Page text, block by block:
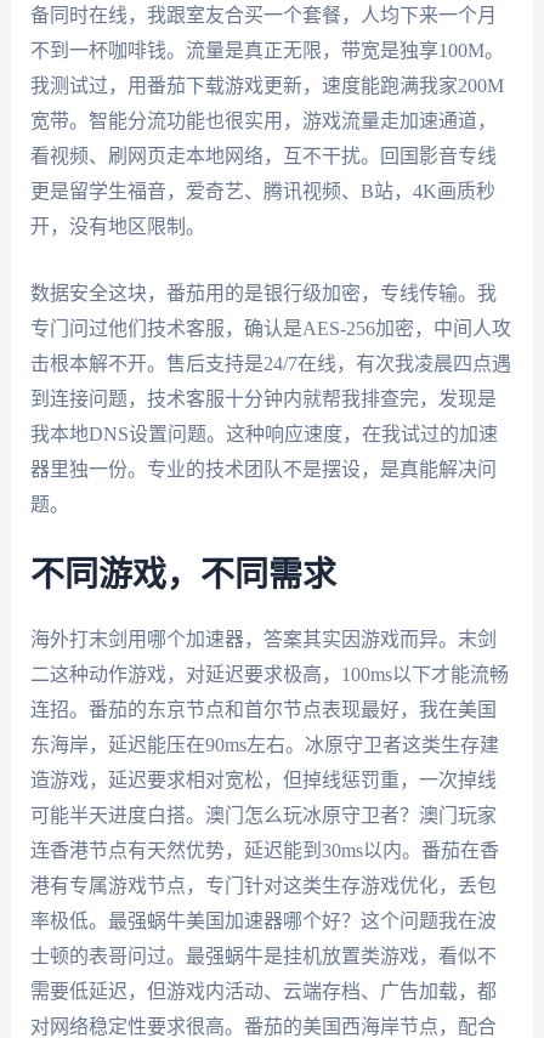
备同时在线，我跟室友合买一个套餐，人均下来一个月
不到一杯咖啡钱。流量是真正无限，带宽是独享100M。
我测试过，用番茄下载游戏更新，速度能跑满我家200M
宽带。智能分流功能也很实用，游戏流量走加速通道，
看视频、刷网页走本地网络，互不干扰。回国影音专线
更是留学生福音，爱奇艺、腾讯视频、B站，4K画质秒
开，没有地区限制。
数据安全这块，番茄用的是银行级加密，专线传输。我
专门问过他们技术客服，确认是AES-256加密，中间人攻
击根本解不开。售后支持是24/7在线，有次我凌晨四点遇
到连接问题，技术客服十分钟内就帮我排查完，发现是
我本地DNS设置问题。这种响应速度，在我试过的加速
器里独一份。专业的技术团队不是摆设，是真能解决问
题。
不同游戏，不同需求
海外打末剑用哪个加速器，答案其实因游戏而异。末剑
二这种动作游戏，对延迟要求极高，100ms以下才能流畅
连招。番茄的东京节点和首尔节点表现最好，我在美国
东海岸，延迟能压在90ms左右。冰原守卫者这类生存建
造游戏，延迟要求相对宽松，但掉线惩罚重，一次掉线
可能半天进度白搭。澳门怎么玩冰原守卫者？澳门玩家
连香港节点有天然优势，延迟能到30ms以内。番茄在香
港有专属游戏节点，专门针对这类生存游戏优化，丢包
率极低。最强蜗牛美国加速器哪个好？这个问题我在波
士顿的表哥问过。最强蜗牛是挂机放置类游戏，看似不
需要低延迟，但游戏内活动、云端存档、广告加载，都
对网络稳定性要求很高。番茄的美国西海岸节点，配合